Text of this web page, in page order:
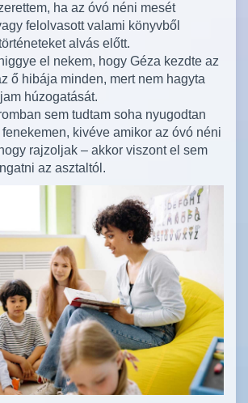
ha az óvó néni mesét
felolvasott valami könyvből
alvás előtt.
el nekem, hogy Géza kezdte az
ő hibája minden, mert nem hagyta
húzogatását.
sem tudtam soha nyugodtan
kivéve amikor az óvó néni
rajzoljak – akkor viszont el sem
az asztaltól.